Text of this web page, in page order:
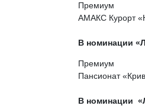
Премиум
АМАКС Курорт
В номинации
Премиум
Пансионат
В номинации